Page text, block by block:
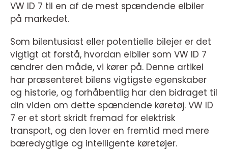
VW ID 7 til en af de mest spændende elbiler
på markedet.
Som bilentusiast eller potentielle bilejer er det
vigtigt at forstå, hvordan elbiler som VW ID 7
ændrer den måde, vi kører på. Denne artikel
har præsenteret bilens vigtigste egenskaber
og historie, og forhåbentlig har den bidraget til
din viden om dette spændende køretøj. VW ID
7 er et stort skridt fremad for elektrisk
transport, og den lover en fremtid med mere
bæredygtige og intelligente køretøjer.